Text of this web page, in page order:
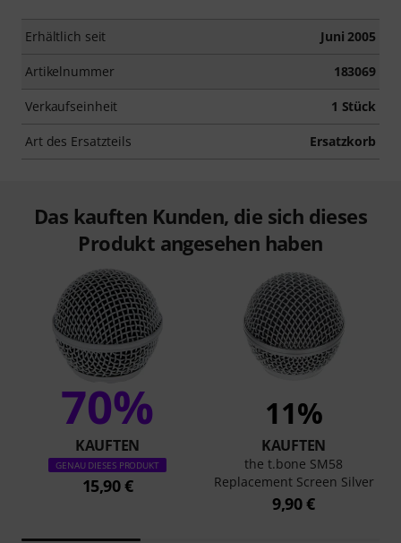
Erhältlich seit Juni 2005
Artikelnummer 183069
Verkaufseinheit 1 Stück
Art des Ersatzteils Ersatzkorb
Das kauften Kunden, die sich dieses
Produkt angesehen haben
70%
KAUFTEN
GENAU DIESES PRODUKT
15,90 €
11%
KAUFTEN
the t.bone SM58
Replacement Screen Silver
9,90 €